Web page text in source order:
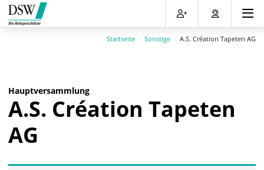
Direkt
zum
Inhalt
Direkt
zum
Hauptmenu
Direkt
zur
Suche
Direkt
zum
Footer
Startseite Sonstige A.S. Création Tapeten AG
Hauptversammlung
A.S. Création Tapeten
AG